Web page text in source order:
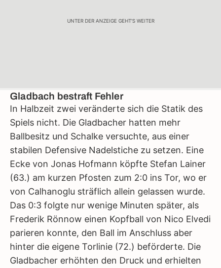
UNTER DER ANZEIGE GEHT'S WEITER
Gladbach bestraft Fehler
In Halbzeit zwei veränderte sich die Statik des
Spiels nicht. Die Gladbacher hatten mehr
Ballbesitz und Schalke versuchte, aus einer
stabilen Defensive Nadelstiche zu setzen. Eine
Ecke von Jonas Hofmann köpfte Stefan Lainer
(63.) am kurzen Pfosten zum 2:0 ins Tor, wo er
von Calhanoglu sträflich allein gelassen wurde.
Das 0:3 folgte nur wenige Minuten später, als
Frederik Rönnow einen Kopfball von Nico Elvedi
parieren konnte, den Ball im Anschluss aber
hinter die eigene Torlinie (72.) beförderte. Die
Gladbacher erhöhten den Druck und erhielten